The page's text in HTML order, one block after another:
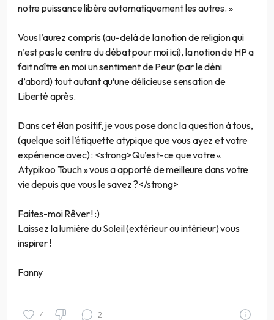
notre puissance libère automatiquement les autres. »
Vous l’aurez compris (au-delà de la notion de religion qui
n’est pas le centre du débat pour moi ici), la notion de HP a
fait naître en moi un sentiment de Peur (par le déni
d’abord) tout autant qu’une délicieuse sensation de
Liberté après.
Dans cet élan positif, je vous pose donc la question à tous,
(quelque soit l’étiquette atypique que vous ayez et votre
expérience avec) : <strong>Qu’est-ce que votre «
Atypikoo Touch » vous a apporté de meilleure dans votre
vie depuis que vous le savez ?</strong>
Faites-moi Rêver ! :)
Laissez la lumière du Soleil (extérieur ou intérieur) vous
inspirer !
Fanny
4 2